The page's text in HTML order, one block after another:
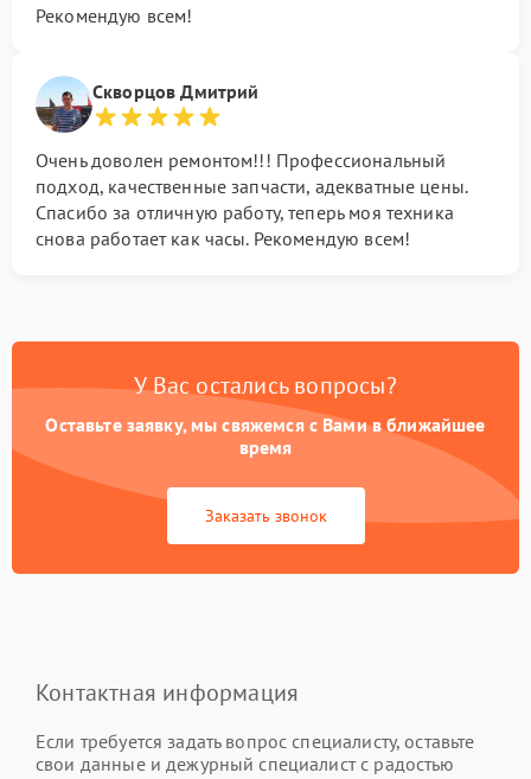
Рекомендую всем!
Скворцов Дмитрий
Очень доволен ремонтом!!! Профессиональный
подход, качественные запчасти, адекватные цены.
Спасибо за отличную работу, теперь моя техника
снова работает как часы. Рекомендую всем!
У Вас остались вопросы?
Оставьте заявку, мы свяжемся с Вами в ближайшее
время
Заказать звонок
Контактная информация
Если требуется задать вопрос специалисту, оставьте
свои данные и дежурный специалист с радостью